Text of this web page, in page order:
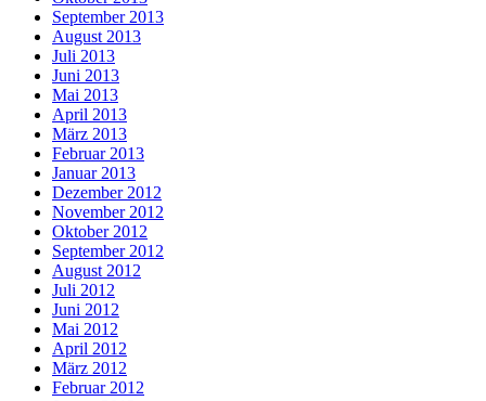
September 2013
August 2013
Juli 2013
Juni 2013
Mai 2013
April 2013
März 2013
Februar 2013
Januar 2013
Dezember 2012
November 2012
Oktober 2012
September 2012
August 2012
Juli 2012
Juni 2012
Mai 2012
April 2012
März 2012
Februar 2012